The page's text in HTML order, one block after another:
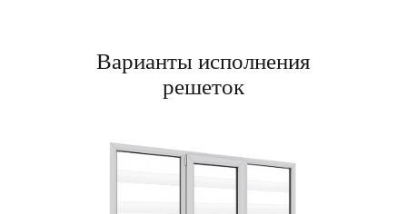
Варианты исполнения
решеток